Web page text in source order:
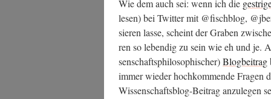
Wie dem auch sei: wenn ich die
lesen) bei Twit­ter mit @fischblog,
sie­ren las­se, scheint der Gra­ben
ren so leben­dig zu sein wie eh und je.
sen­schafts­phi­lo­so­phi­scher)Blog­bei­trag
immer wie­der hoch­kom­men­de Fra­gen
Wis­sen­schafts­blog-Bei­trag anzu­le­gen